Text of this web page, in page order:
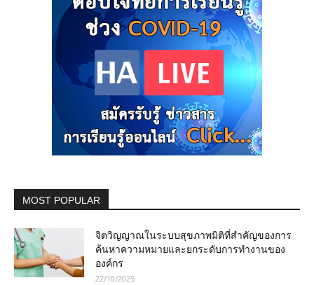
MOST POPULAR
จิตวิญญาณในระบบสุขภาพมิติที่สำคัญของการ
ค้นหาความหมายและยกระดับการทำงานของ
องค์กร
22/10/2025